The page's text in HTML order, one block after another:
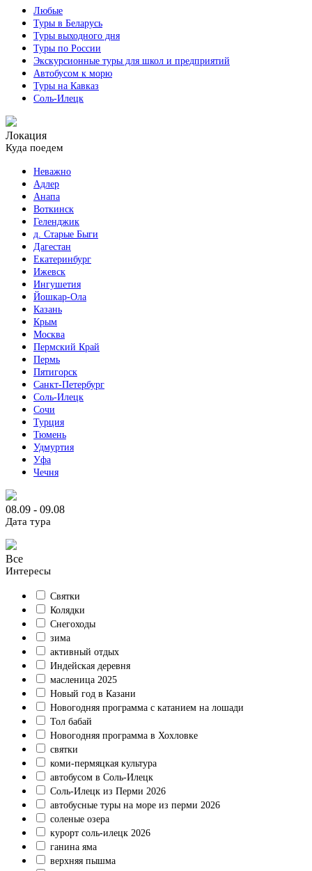
Любые
Туры в Беларусь
Туры выходного дня
Туры по России
Экскурсионные туры для школ и предприятий
Автобусом к морю
Туры на Кавказ
Соль-Илецк
Локация
Куда поедем
Неважно
Адлер
Анапа
Воткинск
Геленджик
д. Старые Быги
Дагестан
Екатеринбург
Ижевск
Ингушетия
Йошкар-Ола
Казань
Крым
Москва
Пермский Край
Пермь
Пятигорск
Санкт-Петербург
Соль-Илецк
Сочи
Турция
Тюмень
Удмуртия
Уфа
Чечня
08.09 - 09.08
Дата тура
Все
Интересы
Святки
Колядки
Снегоходы
зима
активный отдых
Индейская деревня
масленица 2025
Новый год в Казани
Новогодняя программа с катанием на лошади
Тол бабай
Новогодняя программа в Хохловке
святки
коми-пермяцкая культура
автобусом в Соль-Илецк
Соль-Илецк из Перми 2026
автобусные туры на море из перми 2026
соленые озера
курорт соль-илецк 2026
ганина яма
верхняя пышма